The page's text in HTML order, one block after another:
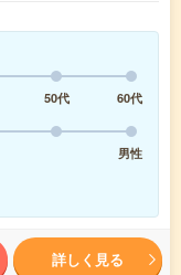
50代
60代
男性
詳しく見る